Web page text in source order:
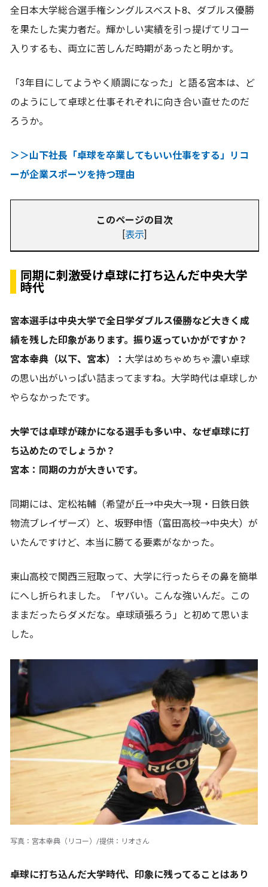
全日本大学総合選手権シングルスベスト8、ダブルス優勝
を果たした実力者だ。輝かしい実績を引っ提げてリコー
入りするも、両立に苦しんだ時期があったと明かす。
「3年目にしてようやく順調になった」と語る宮本は、ど
のようにして卓球と仕事それぞれに向き合い直せたのだ
ろうか。
＞＞山下社長「卓球を卒業してもいい仕事をする」リコ
ーが企業スポーツを持つ理由
このページの目次
[表示]
同期に刺激受け卓球に打ち込んだ中央大学
時代
――宮本選手は中央大学で全日学ダブルス優勝など大きく成
績を残した印象があります。振り返っていかがですか？
宮本幸典（以下、宮本）： 大学はめちゃめちゃ濃い卓球
の思い出がいっぱい詰まってますね。大学時代は卓球しか
やらなかったです。
――大学では卓球が疎かになる選手も多い中、なぜ卓球に打
ち込めたのでしょうか？
宮本：同期の力が大きいです。
同期には、定松祐輔（希望が丘→中央大→現・日鉄日鉄
物流ブレイザーズ）と、坂野申悟（富田高校→中央大）が
いたんですけど、本当に勝てる要素がなかった。
東山高校で関西三冠取って、大学に行ったらその鼻を簡単
にへし折られました。「ヤバい。こんな強いんだ。この
ままだったらダメだな。卓球頑張ろう」と初めて思いま
した。
写真：宮本幸典（リコー）/提供：リオさん
――卓球に打ち込んだ大学時代、印象に残ってることはあり